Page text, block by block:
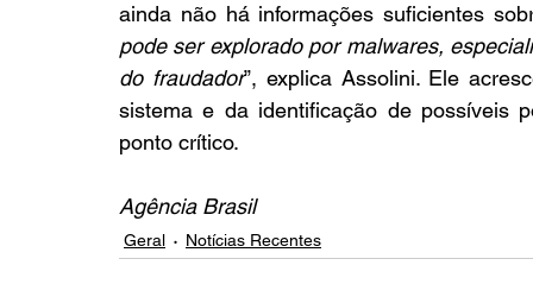
ainda não há informações suficientes
pode ser explorado por malwares,
do fraudador”, explica Assolini. Ele
sistema e da identificação de possíveis
ponto crítico.
Agência Brasil
Geral Notícias Recentes